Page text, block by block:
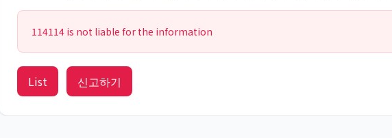
114114 is not liable for the information
List 신고하기